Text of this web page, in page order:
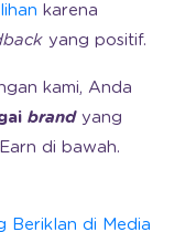
karena
yang positif.
kami, Anda
brandyang
di bawah.
Beriklan di Media